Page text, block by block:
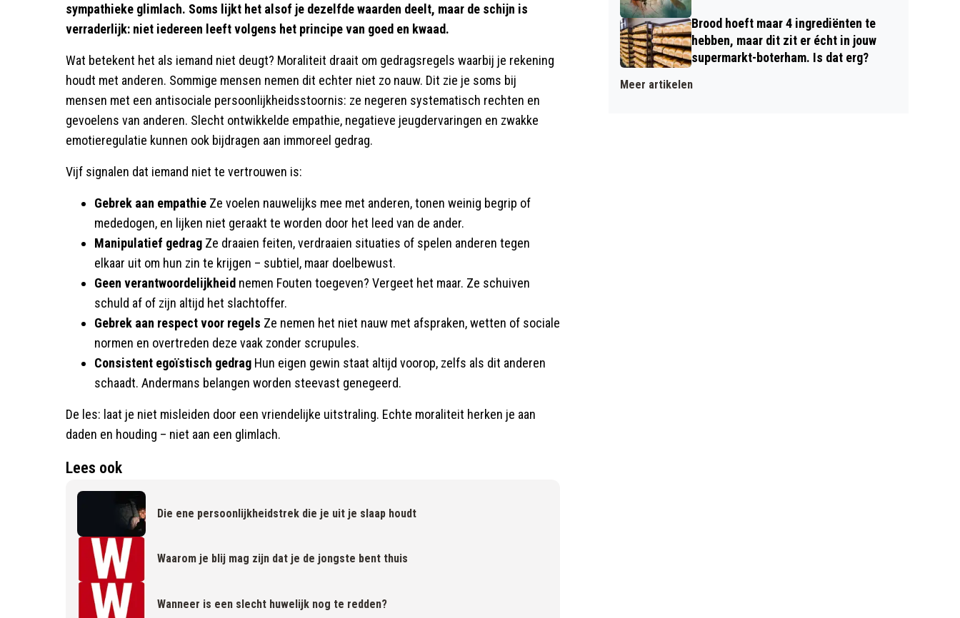
sympathieke glimlach. Soms lijkt het alsof je dezelfde waarden deelt, maar de schijn is
verraderlijk: niet iedereen leeft volgens het principe van goed en kwaad.
Wat betekent het als iemand niet deugt? Moraliteit draait om gedragsregels waarbij je rekening
houdt met anderen. Sommige mensen nemen dit echter niet zo nauw. Dit zie je soms bij
mensen met een antisociale persoonlijkheidsstoornis: ze negeren systematisch rechten en
gevoelens van anderen. Slecht ontwikkelde empathie, negatieve jeugdervaringen en zwakke
emotieregulatie kunnen ook bijdragen aan immoreel gedrag.
Vijf signalen dat iemand niet te vertrouwen is:
Gebrek aan empathie Ze voelen nauwelijks mee met anderen, tonen weinig begrip of
mededogen, en lijken niet geraakt te worden door het leed van de ander.
Manipulatief gedrag Ze draaien feiten, verdraaien situaties of spelen anderen tegen
elkaar uit om hun zin te krijgen – subtiel, maar doelbewust.
Geen verantwoordelijkheid nemen Fouten toegeven? Vergeet het maar. Ze schuiven
schuld af of zijn altijd het slachtoffer.
Gebrek aan respect voor regels Ze nemen het niet nauw met afspraken, wetten of sociale
normen en overtreden deze vaak zonder scrupules.
Consistent egoïstisch gedrag Hun eigen gewin staat altijd voorop, zelfs als dit anderen
schaadt. Andermans belangen worden steevast genegeerd.
De les: laat je niet misleiden door een vriendelijke uitstraling. Echte moraliteit herken je aan
daden en houding – niet aan een glimlach.
Lees ook
Die ene persoonlijkheidstrek die je uit je slaap houdt
Waarom je blij mag zijn dat je de jongste bent thuis
Wanneer is een slecht huwelijk nog te redden?
Brood hoeft maar 4 ingrediënten te
hebben, maar dit zit er écht in jouw
supermarkt-boterham. Is dat erg?
Meer artikelen